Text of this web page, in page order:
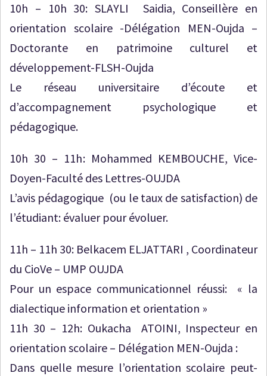
10h – 10h 30: SLAYLI Saidia, Conseillère en
orientation scolaire -Délégation MEN-Oujda –
Doctorante en patrimoine culturel et
développement-FLSH-Oujda
Le réseau universitaire d’écoute et
d’accompagnement psychologique et
pédagogique.
10h 30 – 11h: Mohammed KEMBOUCHE, Vice-
Doyen-Faculté des Lettres-OUJDA
L’avis pédagogique (ou le taux de satisfaction) de
l’étudiant: évaluer pour évoluer.
11h – 11h 30: Belkacem ELJATTARI , Coordinateur
du CioVe – UMP OUJDA
Pour un espace communicationnel réussi: « la
dialectique information et orientation »
11h 30 – 12h: Oukacha ATOINI, Inspecteur en
orientation scolaire – Délégation MEN-Oujda :
Dans quelle mesure l’orientation scolaire peut-